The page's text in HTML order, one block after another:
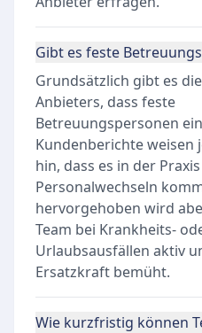
Gibt es feste
Grundsätzlich gibt es
Anbieters, dass feste
Betreuungspersonen
Kundenberichte weisen
hin, dass es in der
Personalwechseln
hervorgehoben wird
Team bei Krankheits-
Urlaubsausfällen aktiv
Ersatzkraft bemüht.
Wie kurzfristig können